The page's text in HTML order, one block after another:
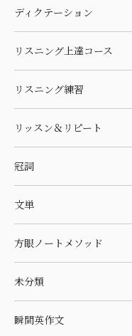
ディクテーション
リスニング上達コース
リスニング練習
リッスン＆リピート
冠詞
文単
方眼ノートメソッド
未分類
瞬間英作文